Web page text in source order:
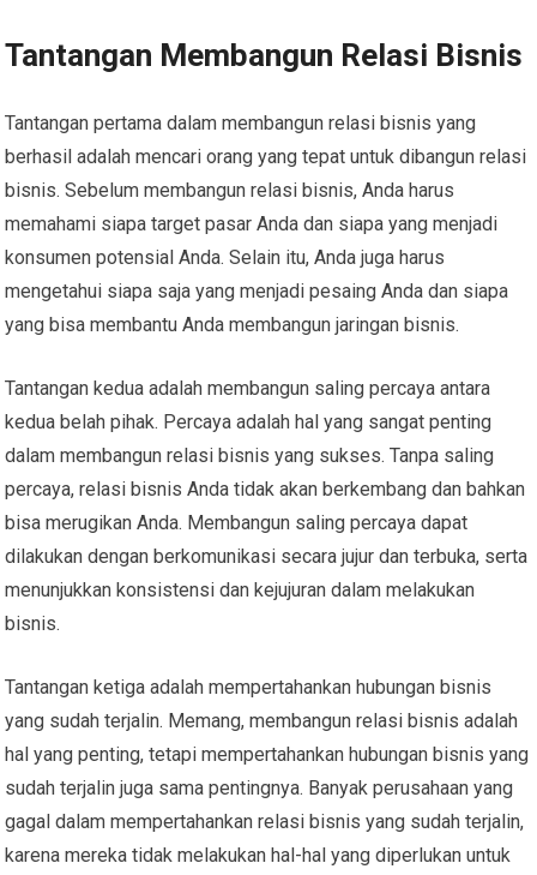
Tantangan Membangun Relasi Bisnis
Tantangan pertama dalam membangun relasi bisnis yang
berhasil adalah mencari orang yang tepat untuk dibangun relasi
bisnis. Sebelum membangun relasi bisnis, Anda harus
memahami siapa target pasar Anda dan siapa yang menjadi
konsumen potensial Anda. Selain itu, Anda juga harus
mengetahui siapa saja yang menjadi pesaing Anda dan siapa
yang bisa membantu Anda membangun jaringan bisnis.
Tantangan kedua adalah membangun saling percaya antara
kedua belah pihak. Percaya adalah hal yang sangat penting
dalam membangun relasi bisnis yang sukses. Tanpa saling
percaya, relasi bisnis Anda tidak akan berkembang dan bahkan
bisa merugikan Anda. Membangun saling percaya dapat
dilakukan dengan berkomunikasi secara jujur dan terbuka, serta
menunjukkan konsistensi dan kejujuran dalam melakukan
bisnis.
Tantangan ketiga adalah mempertahankan hubungan bisnis
yang sudah terjalin. Memang, membangun relasi bisnis adalah
hal yang penting, tetapi mempertahankan hubungan bisnis yang
sudah terjalin juga sama pentingnya. Banyak perusahaan yang
gagal dalam mempertahankan relasi bisnis yang sudah terjalin,
karena mereka tidak melakukan hal-hal yang diperlukan untuk